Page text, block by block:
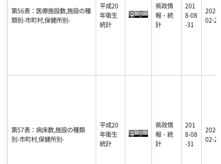
第56表：医療施設数,施設の種
類別-市町村,保健所別-
平成20
年衛生
統計
県政情
報・統
計
201
8-08
-31
2020-
02-25
第57表：病床数,施設の種類
別-市町村,保健所別-
平成20
年衛生
統計
県政情
報・統
計
201
8-08
-31
2020-
02-25